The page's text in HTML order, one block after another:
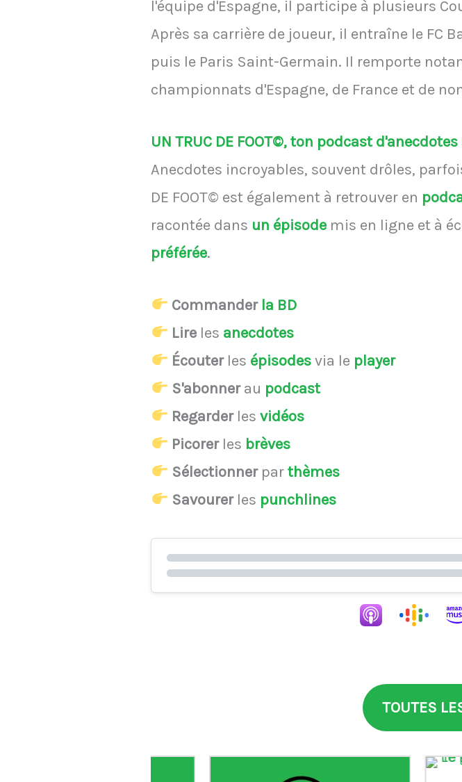
l'équipe d'Espagne, il participe à plusieurs
Après sa carrière de joueur, il entraîne le FC
puis le Paris Saint-Germain. Il remporte
championnats d'Espagne, de France et de
UN TRUC DE FOOT©, ton podcast
Anecdotes incroyables, souvent drôles,
DE FOOT© est également à retrouver en
racontée dans un épisode mis en ligne et à
préférée.
Commander la BD
Lire les anecdotes
Écouterles épisodesvia le player
S'abonnerau podcast
Regarderlesvidéos
Picorerles brèves
Sélectionnerparthèmes
Savourerles punchlines
TOUTES